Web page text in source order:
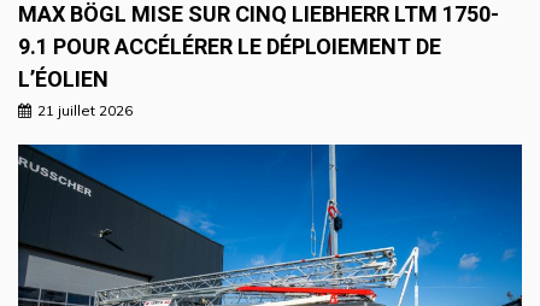
MAX BÖGL MISE SUR CINQ LIEBHERR LTM 1750-
9.1 POUR ACCÉLÉRER LE DÉPLOIEMENT DE
L’ÉOLIEN
21 juillet 2026